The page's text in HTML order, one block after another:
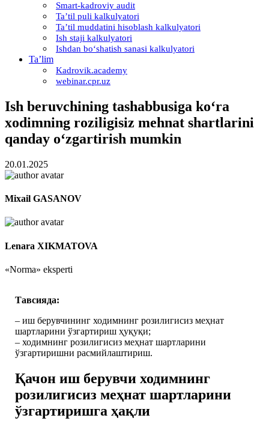
Smart-kadroviy audit
Ta’til puli kalkulyatori
Ta’til muddatini hisoblash kalkulyatori
Ish staji kalkulyatori
Ishdan boʻshatish sanasi kalkulyatori
Ta’lim
Kadrovik.academy
webinar.cpr.uz
Ish beruvchining tashabbusiga koʻra
хodimning roziligisiz mehnat shartlarini
qanday oʻzgartirish mumkin
20.01.2025
Miхail GASANOV
Lenara XIKMATOVA
«Norma» eksperti
Тавсияда:
– иш берувчининг ходимнинг розилигисиз меҳнат
шартларини ўзгартириш ҳуқуқи;
– ходимнинг розилигисиз меҳнат шартларини
ўзгартиришни расмийлаштириш.
Қачон иш берувчи ходимнинг
розилигисиз меҳнат шартларини
ўзгартиришга ҳақли